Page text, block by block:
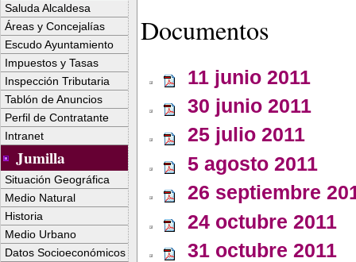
Saluda Alcaldesa
Áreas y Concejalías
Escudo Ayuntamiento
Impuestos y Tasas
Inspección Tributaria
Tablón de Anuncios
Perfil de Contratante
Intranet
Jumilla
Situación Geográfica
Medio Natural
Historia
Medio Urbano
Datos Socioeconómicos
Documentos
11 junio 2011
30 junio 2011
25 julio 2011
5 agosto 2011
26 septiembre
24 octubre 2011
31 octubre 2011